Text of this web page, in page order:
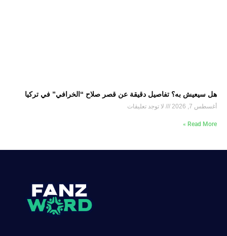
هل سيعيش به؟ تفاصيل دقيقة عن قصر صلاح “الخرافي” في تركيا
أغسطس 7, 2026 لا توجد تعليقات
Read More »